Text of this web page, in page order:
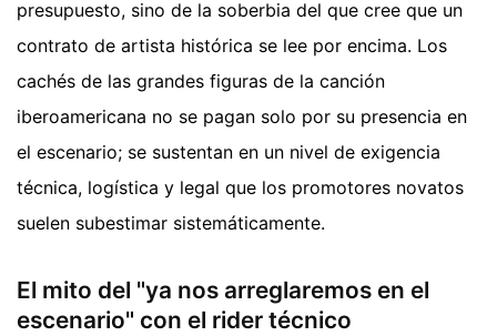
presupuesto, sino de la soberbia del que cree que un
contrato de artista histórica se lee por encima. Los
cachés de las grandes figuras de la canción
iberoamericana no se pagan solo por su presencia en
el escenario; se sustentan en un nivel de exigencia
técnica, logística y legal que los promotores novatos
suelen subestimar sistemáticamente.
El mito del "ya nos arreglaremos en el
escenario" con el rider técnico